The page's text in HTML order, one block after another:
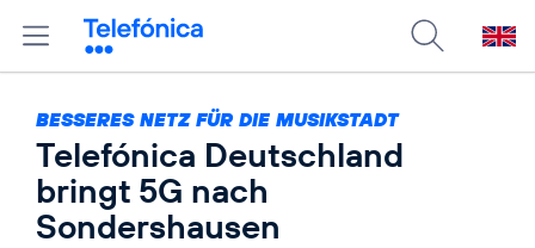
BESSERES NETZ FÜR DIE MUSIKSTADT
Telefónica Deutschland
bringt 5G nach
Sondershausen